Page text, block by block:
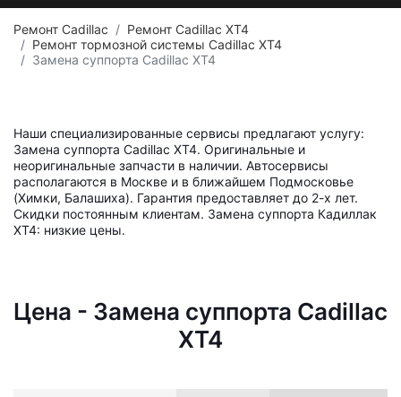
Ремонт Cadillac
Ремонт Cadillac XT4
Ремонт тормозной системы Cadillac XT4
Замена суппорта Cadillac XT4
Наши специализированные сервисы предлагают услугу:
Замена суппорта Cadillac XT4. Оригинальные и
неоригинальные запчасти в наличии. Автосервисы
располагаются в Москве и в ближайшем Подмосковье
(Химки, Балашиха). Гарантия предоставляет до 2-х лет.
Скидки постоянным клиентам. Замена суппорта Кадиллак
ХТ4: низкие цены.
Цена - Замена суппорта Cadillac
XT4